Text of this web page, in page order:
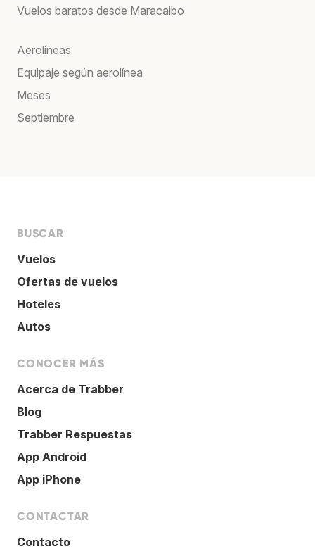
Vuelos baratos desde Maracaibo
Aerolíneas
Equipaje según aerolínea
Meses
Septiembre
BUSCAR
Vuelos
Ofertas de vuelos
Hoteles
Autos
CONOCER MÁS
Acerca de Trabber
Blog
Trabber Respuestas
App Android
App iPhone
CONTACTAR
Contacto